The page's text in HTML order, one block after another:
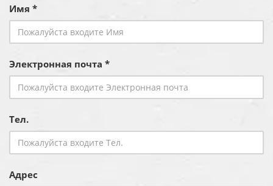
Имя *
Электронная почта *
Тел.
Адрес